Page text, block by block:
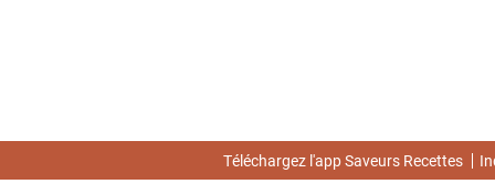
Téléchargez l'app Saveurs Recettes